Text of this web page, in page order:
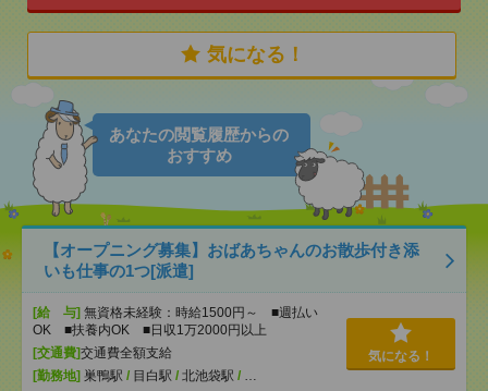
気になる！
あなたの閲覧履歴からの
おすすめ
【オープニング募集】おばあちゃんのお散歩付き添
いも仕事の1つ[派遣]
[給 与] 無資格未経験：時給1500円～ ■週払い
OK ■扶養内OK ■日収1万2000円以上
[交通費]交通費全額支給
[勤務地] 巣鴨駅 / 目白駅 / 北池袋駅 /
気になる！